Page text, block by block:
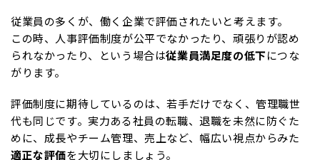
従業員の多くが、働く企業で評価されたいと考えます。
この時、人事評価制度が公平でなかったり、頑張りが認め
られなかったり、という場合は従業員満足度の低下につな
がります。
評価制度に期待しているのは、若手だけでなく、管理職世
代も同じです。実力ある社員の転職、退職を未然に防ぐた
めに、成長やチーム管理、売上など、幅広い視点からみた
適正な評価を大切にしましょう。